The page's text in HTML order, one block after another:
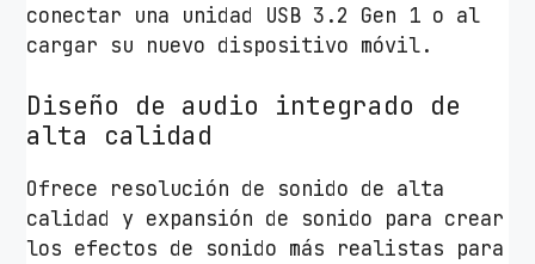
conectar una unidad USB 3.2 Gen 1 o al
cargar su nuevo dispositivo móvil.
Diseño de audio integrado de
alta calidad
Ofrece resolución de sonido de alta
calidad y expansión de sonido para crear
los efectos de sonido más realistas para